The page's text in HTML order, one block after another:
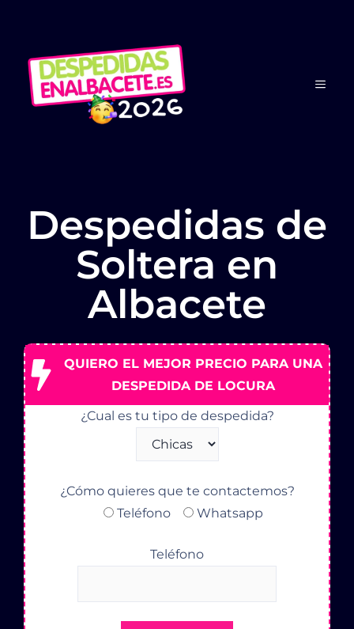
contenido
Despedidas de
Soltera en
Albacete
QUIERO EL MEJOR PRECIO PARA UNA
DESPEDIDA DE LOCURA
¿Cual es tu tipo de despedida?
¿Cómo quieres que te contactemos?
Teléfono
Whatsapp
Teléfono